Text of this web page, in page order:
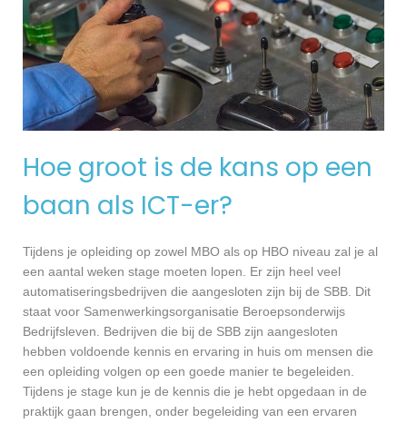
Hoe groot is de kans op een
baan als ICT-er?
Tijdens je opleiding op zowel MBO als op HBO niveau zal je al
een aantal weken stage moeten lopen. Er zijn heel veel
automatiseringsbedrijven die aangesloten zijn bij de SBB. Dit
staat voor Samenwerkingsorganisatie Beroepsonderwijs
Bedrijfsleven. Bedrijven die bij de SBB zijn aangesloten
hebben voldoende kennis en ervaring in huis om mensen die
een opleiding volgen op een goede manier te begeleiden.
Tijdens je stage kun je de kennis die je hebt opgedaan in de
praktijk gaan brengen, onder begeleiding van een ervaren